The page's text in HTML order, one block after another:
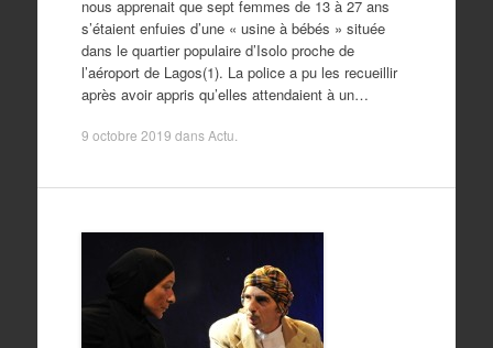
nous apprenait que sept femmes de 13 à 27 ans
s’étaient enfuies d’une « usine à bébés » située
dans le quartier populaire d’Isolo proche de
l’aéroport de Lagos(1). La police a pu les recueillir
après avoir appris qu’elles attendaient à un…
9 octobre 2019 dansActu